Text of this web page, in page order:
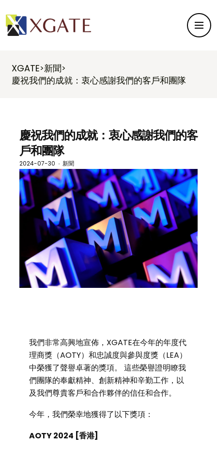
XGATE>新聞>
慶祝我們的成就：衷心感謝我們的客戶和團隊
慶祝我們的成就：衷心感謝我們的客
戶和團隊
2024-07-30 · 新聞
我們非常高興地宣佈，XGATE在今年的年度代
理商獎（AOTY）和忠誠度與參與度獎（LEA）
中榮獲了聲譽卓著的獎項。 這些榮譽證明瞭我
們團隊的奉獻精神、創新精神和辛勤工作，以
及我們尊貴客戶和合作夥伴的信任和合作。
今年，我們榮幸地獲得了以下獎項：
AOTY 2024 [香港]